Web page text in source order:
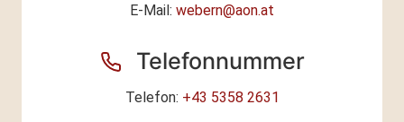
E-Mail: webern@aon.at
Telefonnummer
Telefon: +43 5358 2631